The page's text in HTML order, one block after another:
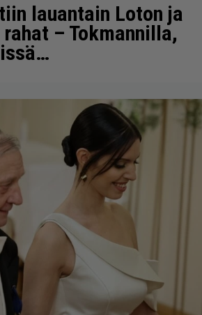
lauantain Loton ja
– Tokmannilla,